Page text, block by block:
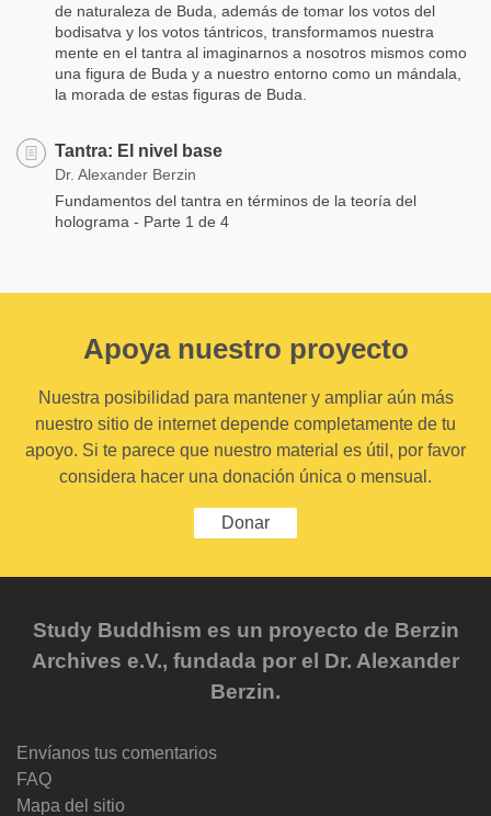
de naturaleza de Buda, además de tomar los votos del
bodisatva y los votos tántricos, transformamos nuestra
mente en el tantra al imaginarnos a nosotros mismos como
una figura de Buda y a nuestro entorno como un mándala,
la morada de estas figuras de Buda.
Tantra: El nivel base
Dr. Alexander Berzin
Fundamentos del tantra en términos de la teoría del
holograma - Parte 1 de 4
Apoya nuestro proyecto
Nuestra posibilidad para mantener y ampliar aún más
nuestro sitio de internet depende completamente de tu
apoyo. Si te parece que nuestro material es útil, por favor
considera hacer una donación única o mensual.
Donar
Study Buddhism es un proyecto de Berzin
Archives e.V., fundada por el Dr. Alexander
Berzin.
Envíanos tus comentarios
FAQ
Mapa del sitio